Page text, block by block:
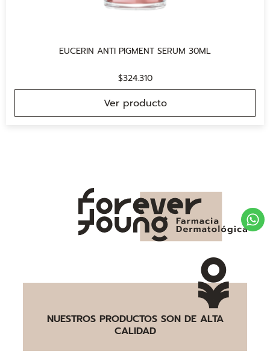
EUCERIN ANTI PIGMENT SERUM 30ML
$324.310
Ver producto
NUESTROS PRODUCTOS SON DE ALTA
CALIDAD